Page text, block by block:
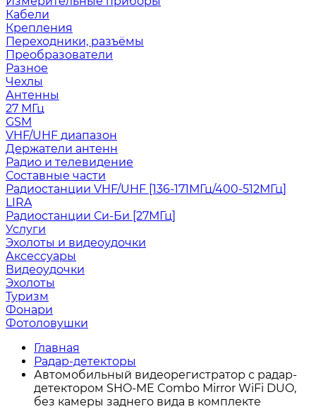
Кабели
Крепления
Переходники, разъёмы
Преобразователи
Разное
Чехлы
Антенны
27 МГц
GSM
VHF/UHF диапазон
Держатели антенн
Радио и телевидение
Составные части
Радиостанции VHF/UHF [136-171МГц/400-512МГц]
LIRA
Радиостанции Си-Би [27МГц]
Услуги
Эхолоты и видеоудочки
Аксессуары
Видеоудочки
Эхолоты
Туризм
Фонари
Фотоловушки
Главная
Радар-детекторы
Автомобильный видеорегистратор с радар-
детектором SHO-ME Combo Mirror WiFi DUO,
без камеры заднего вида в комплекте